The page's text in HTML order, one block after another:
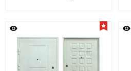
Металлические двери от
Москве и
НАЙТИ:
ПН-СБ - с 9:00 до